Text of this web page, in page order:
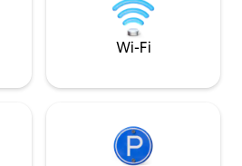
Wi-Fi